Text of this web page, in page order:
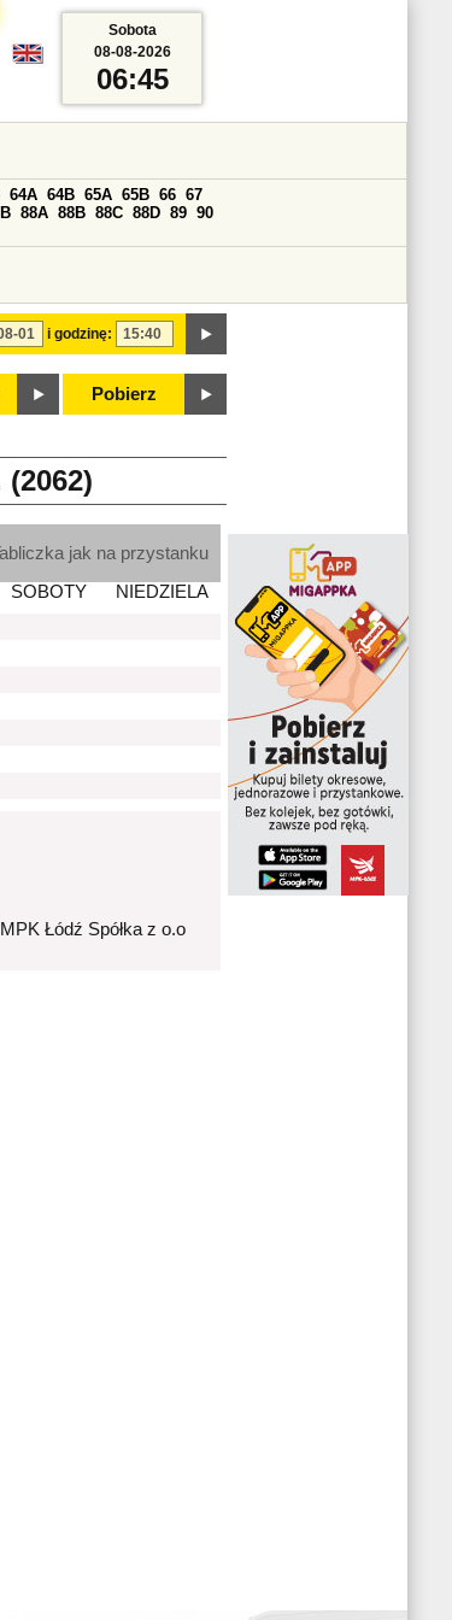
i godzinę:
64A 64B 65A 65B 66 67
88A 88B 88C 88D 89 90
Pobierz
Sobota
08-08-2026
06:45
(2062)
jak na przystanku
SOBOTY
NIEDZIELA
Łódź Spółka z o.o